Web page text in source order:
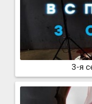
3-я